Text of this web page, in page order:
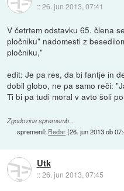
::26. jun 2013, 07:41
V četrtem odstavku 65. člena
pločniku" nadomesti z
pločniku,"
edit: Je pa res, da bi fantje in
dobil globo, ne pa samo reči:
Ti bi pa tudi moral v avto šoli
Zgodovina sprememb…
spremenil: Redar(26. jun 2013 ob
Utk
::26. jun 2013, 07:45